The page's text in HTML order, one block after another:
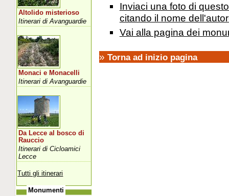
Inviaci una foto di
citando il nome
Vai alla pagina dei
» Torna ad inizio pagina
Altolido misterioso
Itinerari di Avanguardie
Monaci e Monacelli
Itinerari di Avanguardie
Da Lecce al bosco di
Rauccio
Itinerari di Cicloamici
Lecce
Tutti gli itinerari
Monumenti